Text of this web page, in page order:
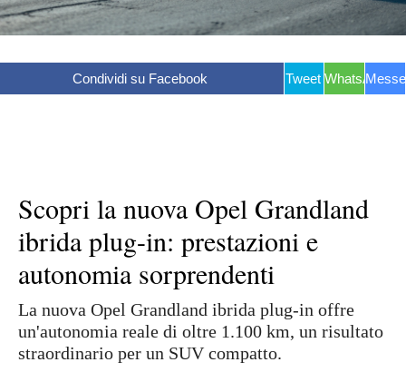
Condividi su Facebook Tweet WhatsApp
Scopri la nuova Opel Grandland
ibrida plug-in: prestazioni e
autonomia sorprendenti
La nuova Opel Grandland ibrida plug-in offre
un'autonomia reale di oltre 1.100 km, un risultato
straordinario per un SUV compatto.